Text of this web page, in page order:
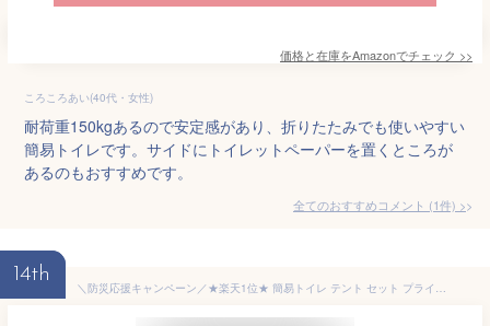
価格と在庫をAmazonでチェック >>
ころころあい(40代・女性)
耐荷重150kgあるので安定感があり、折りたたみでも使いやすい
簡易トイレです。サイドにトイレットペーパーを置くところが
あるのもおすすめです。
全てのおすすめコメント (1件) >
14th
＼防災応援キャンペーン／★楽天1位★ 簡易トイレ テント セット プライバシーテント 非常用 災害用 防災グッズセット 防災トイレ ポータブルトイレ 処理袋付き 防災|常備 キャンプ 渋滞 車中泊 着替えテント 軽量 折りたたみ 洗える 耐荷重150kg 地震 避難用 携帯トイレ